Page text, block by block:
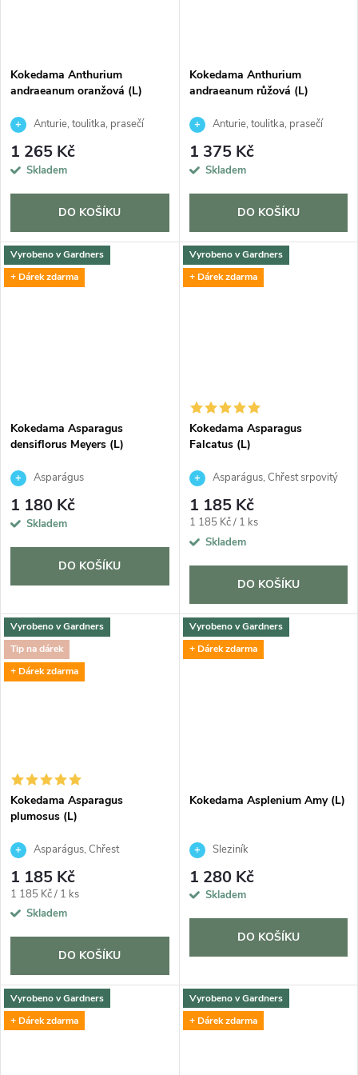
Kokedama Anthurium
andraeanum oranžová (L)
Anturie, toulitka, prasečí
ocásek
1 265 Kč
Skladem
DO KOŠÍKU
Kokedama Anthurium
andraeanum růžová (L)
Anturie, toulitka, prasečí
ocásek
1 375 Kč
Skladem
DO KOŠÍKU
Vyrobeno v Gardners
+ Dárek zdarma
Kokedama Asparagus
densiflorus Meyers (L)
Asparágus
1 180 Kč
Skladem
DO KOŠÍKU
Vyrobeno v Gardners
+ Dárek zdarma
Kokedama Asparagus
Falcatus (L)
Asparágus, Chřest srpovitý
1 185 Kč
Měrná
cena:
1 185 Kč / 1 ks
Skladem
DO KOŠÍKU
Vyrobeno v Gardners
Tip na dárek
+ Dárek zdarma
Kokedama Asparagus
plumosus (L)
Asparágus, Chřest
hustokvětý
1 185 Kč
Měrná
cena:
1 185 Kč / 1 ks
Skladem
DO KOŠÍKU
Vyrobeno v Gardners
+ Dárek zdarma
Kokedama Asplenium Amy (L)
Sleziník
1 280 Kč
Skladem
DO KOŠÍKU
Vyrobeno v Gardners
+ Dárek zdarma
Vyrobeno v Gardners
+ Dárek zdarma